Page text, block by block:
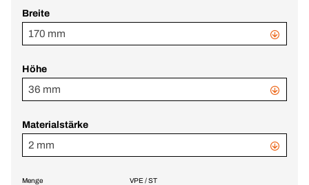
Breite
170 mm
Höhe
36 mm
Materialstärke
2 mm
VPE / ST
Menge